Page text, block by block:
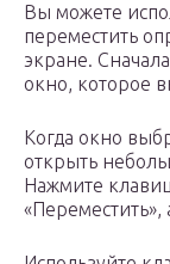
Вы можете
переместить
экране.
окно, которое
Когда окно
открыть
Нажмите
«Переместить»,